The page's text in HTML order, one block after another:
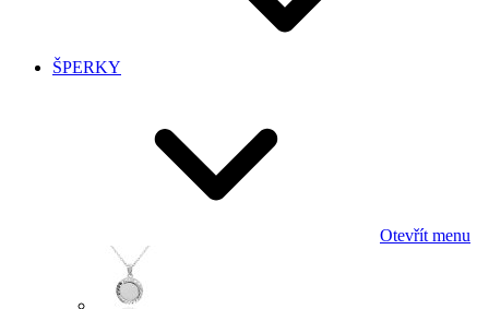
ŠPERKY
Otevřít menu